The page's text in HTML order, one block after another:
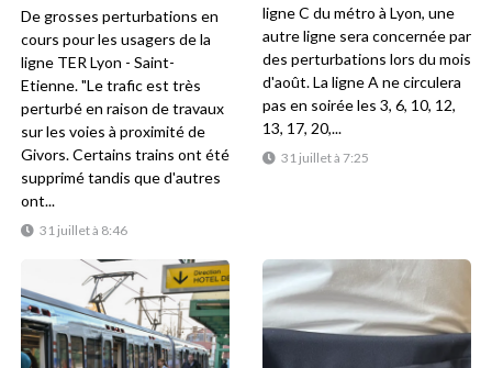
31 juillet à 8:46
De grosses perturbations en
cours pour les usagers de la
ligne TER Lyon - Saint-
Etienne. "Le trafic est très
perturbé en raison de travaux
sur les voies à proximité de
Givors. Certains trains ont été
supprimé tandis que d'autres
ont...
31 juillet à 7:25
ligne C du métro à Lyon, une
autre ligne sera concernée par
des perturbations lors du mois
d'août. La ligne A ne circulera
pas en soirée les 3, 6, 10, 12,
13, 17, 20,...